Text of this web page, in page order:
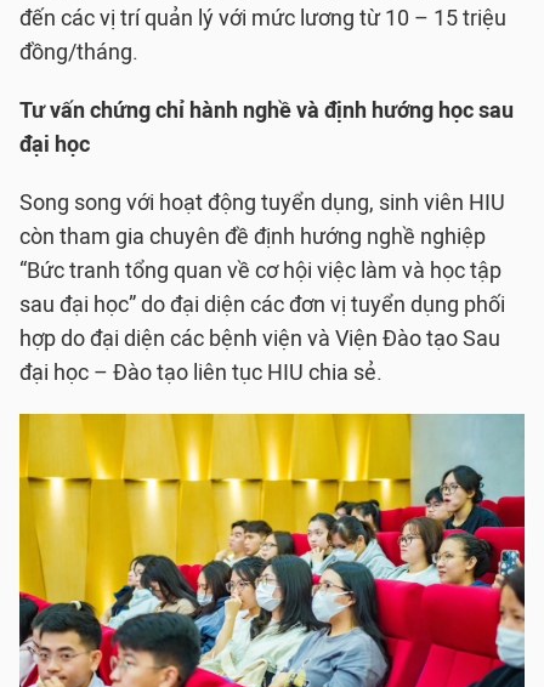
đến các vị trí quản lý với mức lương từ 10 – 15 triệu
đồng/tháng.
Tư vấn chứng chỉ hành nghề và định hướng học sau
đại học
Song song với hoạt động tuyển dụng, sinh viên HIU
còn tham gia chuyên đề định hướng nghề nghiệp
“Bức tranh tổng quan về cơ hội việc làm và học tập
sau đại học” do đại diện các đơn vị tuyển dụng phối
hợp do đại diện các bệnh viện và Viện Đào tạo Sau
đại học – Đào tạo liên tục HIU chia sẻ.